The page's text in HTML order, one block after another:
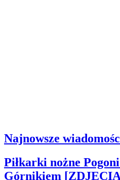
Najnowsze
Piłkarki nożne
Górnikiem